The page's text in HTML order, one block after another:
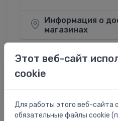
Информация о
магазинах
Этот веб-сайт
cookie
Для работы этого веб-сайта
обязательные файлы cookie